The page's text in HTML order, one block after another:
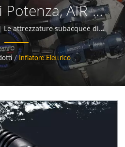
AIR-3,
T, Tubo
| Produttore Di
Per
| SCUBA
attrezzature subacquee di
per aiutare le persone a
con l'oceano.
/ Inflatore Elettrico